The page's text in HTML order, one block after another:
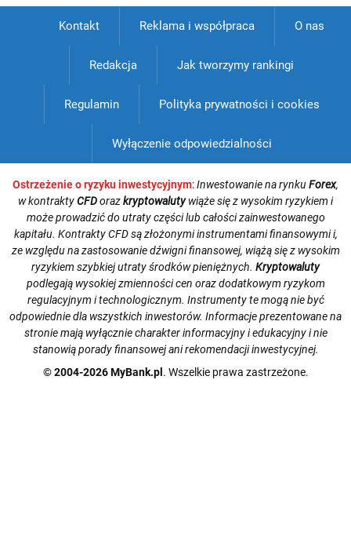
Kontakt Reklama i współpraca O nas
Redakcja Jak tworzymy rankingi
Regulamin Polityka prywatności i cookies
Wyłączenie odpowiedzialności
Ostrzeżenie o ryzyku inwestycyjnym:Inwestowanie na rynkuForex,
w kontraktyCFDorazkryptowalutywiąże się z wysokim ryzykiem i
może prowadzić do utraty części lub całości zainwestowanego
kapitału. Kontrakty CFD są złożonymi instrumentami finansowymi i,
ze względu na zastosowanie dźwigni finansowej, wiążą się z wysokim
ryzykiem szybkiej utraty środków pieniężnych. Kryptowaluty
podlegają wysokiej zmienności cen oraz dodatkowym ryzykom
regulacyjnym i technologicznym. Instrumenty te mogą nie być
odpowiednie dla wszystkich inwestorów. Informacje prezentowane na
stronie mają wyłącznie charakter informacyjny i edukacyjny i nie
stanowią porady finansowej ani rekomendacji inwestycyjnej.
© 2004-2026 MyBank.pl . Wszelkie prawa zastrzeżone.